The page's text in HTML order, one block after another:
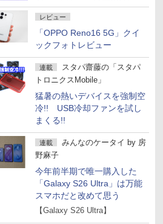
搭載の小型モデル
レビュー
「OPPO Reno16 5G」クイ
ックフォトレビュー
連載
スタパ齋藤の「スタパ
トロニクスMobile」
猛暑の熱いデバイスを強制空
冷!! USB冷却ファンを試し
まくる!!
連載 みんなのケータイ by 房
野麻子
今年前半期で唯一購入した
「Galaxy S26 Ultra」は万能
スマホだと改めて思う
【Galaxy S26 Ultra】